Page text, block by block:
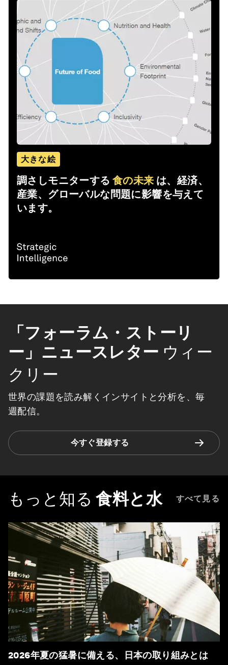
大きな絵
調さしモニターする 食の未来 は、経済、
産業、グローバルな問題に影響を与えて
います。
「フォーラム・ストーリ
ー」ニュースレター ウィー
クリー
世界の課題を読み解くインサイトと分析を、毎
週配信。
今すぐ登録する
もっと知る 食料と水 すべて見る
2026年夏の猛暑に備える、日本の取り組みとは